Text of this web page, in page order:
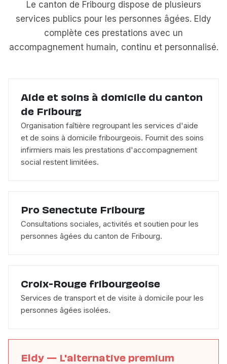
Le canton de Fribourg dispose de plusieurs
services publics pour les personnes âgées. Eldy
complète ces prestations avec un
accompagnement humain, continu et personnalisé.
Aide et soins à domicile du canton
de Fribourg
Organisation faîtière regroupant les services d'aide
et de soins à domicile fribourgeois. Fournit des soins
infirmiers mais les prestations d'accompagnement
social restent limitées.
Pro Senectute Fribourg
Consultations sociales, activités et soutien pour les
personnes âgées du canton de Fribourg.
Croix-Rouge fribourgeoise
Services de transport et de visite à domicile pour les
personnes âgées isolées.
Eldy — L'alternative premium